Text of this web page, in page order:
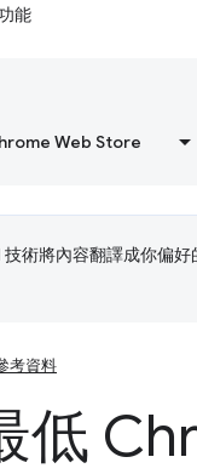
能
Web Store
術將內容翻譯成你偏好
考資料
低